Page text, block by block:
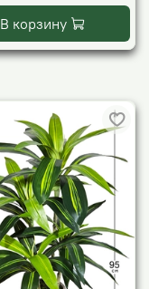
В корзину